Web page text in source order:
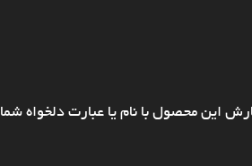
این محصول با نام یا عبارت دلخواه شما